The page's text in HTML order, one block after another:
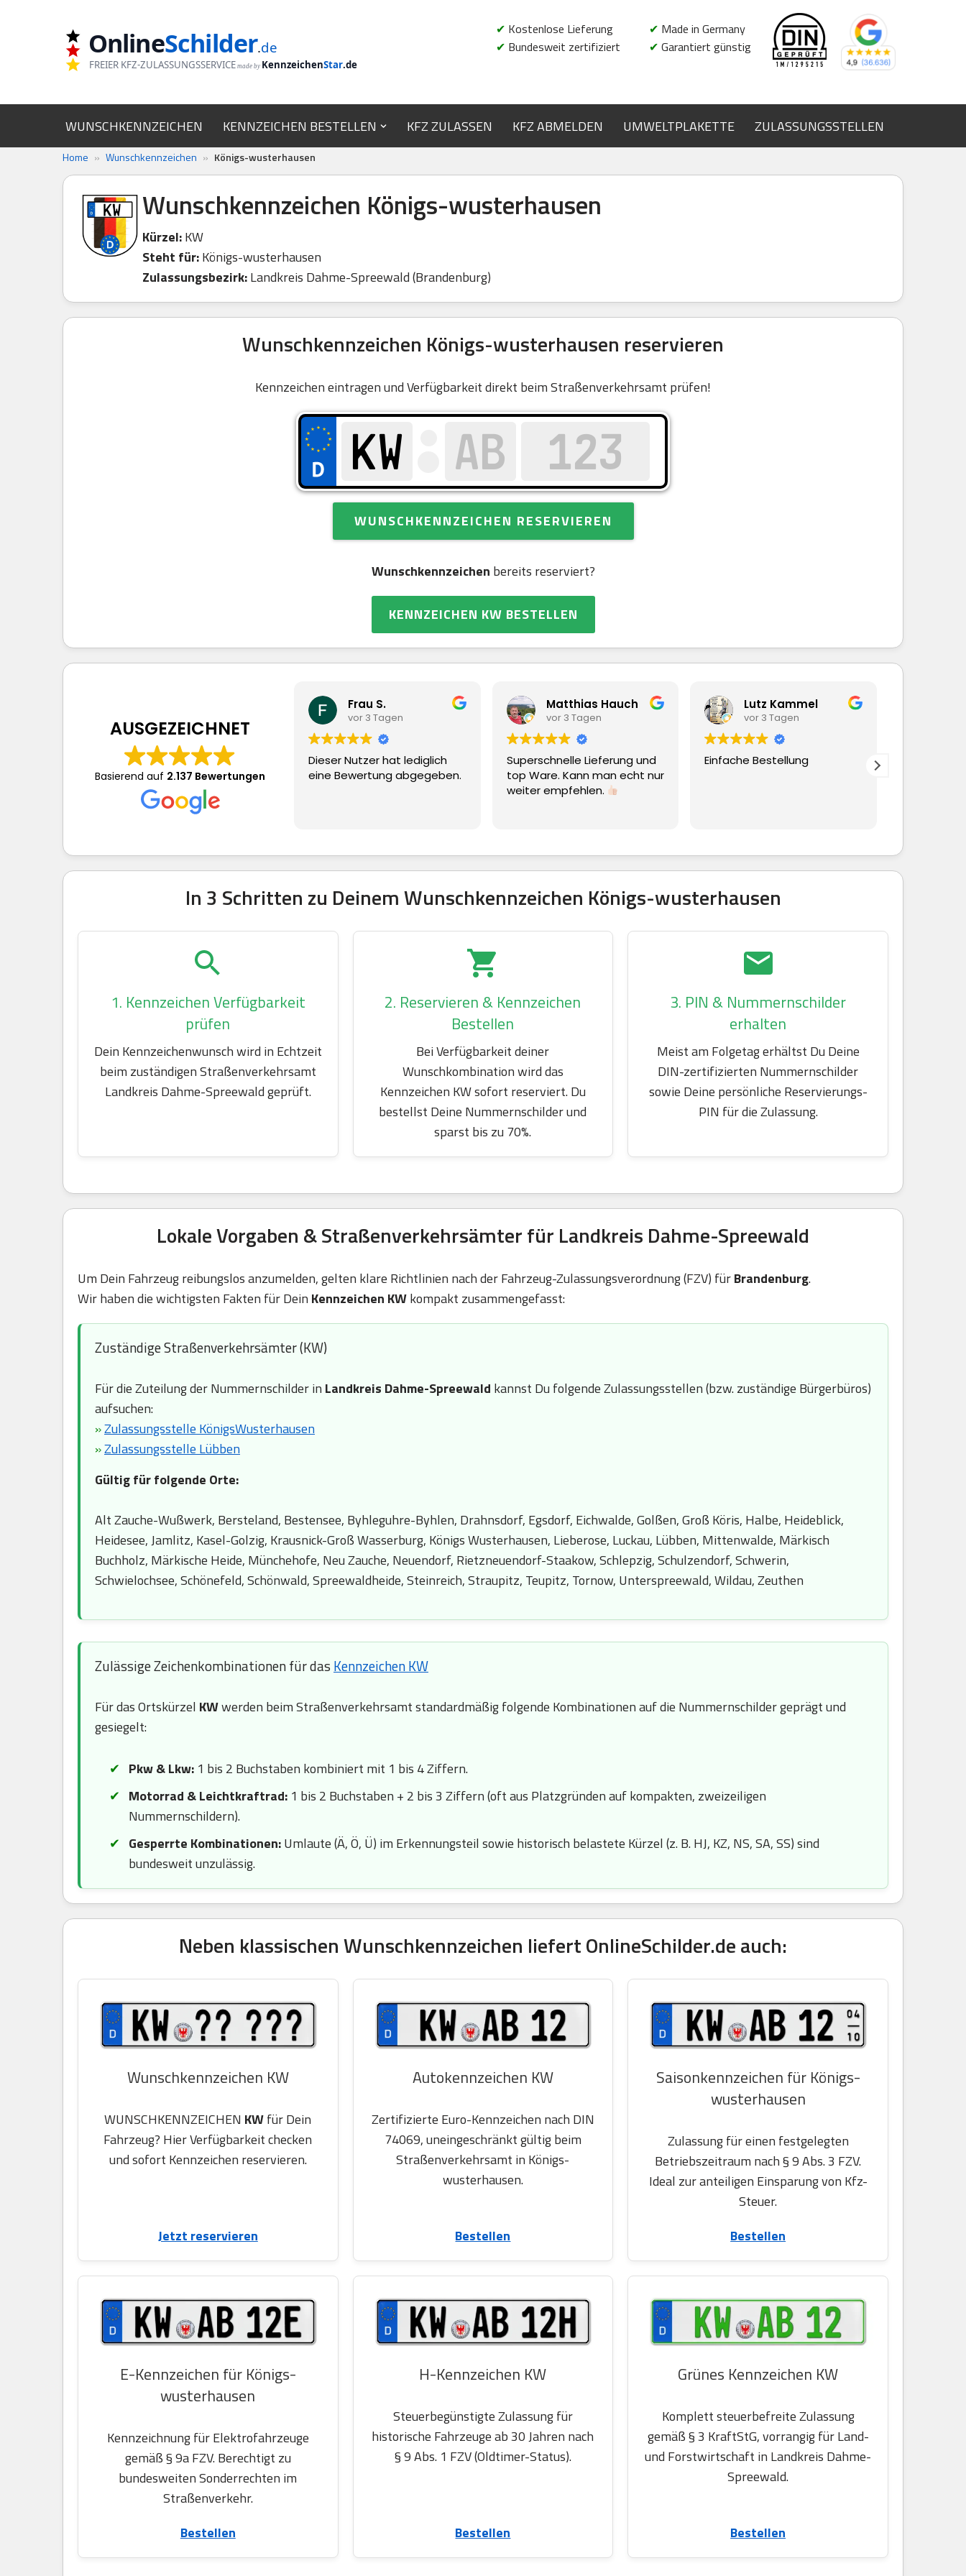
OnlineSchilder.de
FREIER KFZ-ZULASSUNGSSERVICE made by KennzeichenStar.de
✔ Kostenlose Lieferung
✔ Bundesweit zertifiziert
✔ Made in Germany
✔ Garantiert günstig
WUNSCHKENNZEICHEN KENNZEICHEN BESTELLEN KFZ ZULASSEN KFZ ABMELDEN UMWELTPLAKETTE ZULASSUNGSSTELLEN
Home » Wunschkennzeichen » Königs-wusterhausen
Wunschkennzeichen Königs-wusterhausen
Kürzel:KW
Steht für:Königs-wusterhausen
Zulassungsbezirk:Landkreis Dahme-Spreewald (Brandenburg)
Wunschkennzeichen Königs-wusterhausen reservieren
Kennzeichen eintragen und Verfügbarkeit direkt beim Straßenverkehrsamt prüfen!
WUNSCHKENNZEICHEN RESERVIEREN
Wunschkennzeichen bereits reserviert?
KENNZEICHEN KW BESTELLEN
AUSGEZEICHNET
Basierend auf 2.137 Bewertungen
Dieser Nutzer hat lediglich
eine Bewertung abgegeben.
Matthias Hauch
Superschnelle Lieferung und
top Ware. Kann man echt nur
Lutz Kammel
Einfache Bestellung
Beate Hübscher
Ging alles schnell und
In 3 Schritten zu Deinem Wunschkennzeichen Königs-wusterhausen
1. Kennzeichen Verfügbarkeit
prüfen
Dein Kennzeichenwunsch wird in Echtzeit
beim zuständigen Straßenverkehrsamt
Landkreis Dahme-Spreewald geprüft.
2. Reservieren & Kennzeichen
Bestellen
Bei Verfügbarkeit deiner
Wunschkombination wird das
Kennzeichen KW sofort reserviert. Du
bestellst Deine Nummernschilder und
sparst bis zu 70%.
3. PIN & Nummernschilder
erhalten
Meist am Folgetag erhältst Du Deine
DIN-zertifizierten Nummernschilder
sowie Deine persönliche Reservierungs-
PIN für die Zulassung.
Lokale Vorgaben & Straßenverkehrsämter für Landkreis Dahme-Spreewald
Um Dein Fahrzeug reibungslos anzumelden, gelten klare Richtlinien nach der Fahrzeug-Zulassungsverordnung (FZV) fürBrandenburg.
Wir haben die wichtigsten Fakten für Dein Kennzeichen KWkompakt zusammengefasst:
Zuständige Straßenverkehrsämter (KW)
Für die Zuteilung der Nummernschilder in Landkreis Dahme-Spreewald kannst Du folgende Zulassungsstellen (bzw. zuständige Bürgerbüros)
aufsuchen:
»Zulassungsstelle KönigsWusterhausen
»Zulassungsstelle Lübben
Gültig für folgende Orte:
Alt Zauche-Wußwerk, Bersteland, Bestensee, Byhleguhre-Byhlen, Drahnsdorf, Egsdorf, Eichwalde, Golßen, Groß Köris, Halbe, Heideblick,
Heidesee, Jamlitz, Kasel-Golzig, Krausnick-Groß Wasserburg, Königs Wusterhausen, Lieberose, Luckau, Lübben, Mittenwalde, Märkisch
Buchholz, Märkische Heide, Münchehofe, Neu Zauche, Neuendorf, Rietzneuendorf-Staakow, Schlepzig, Schulzendorf, Schwerin,
Schwielochsee, Schönefeld, Schönwald, Spreewaldheide, Steinreich, Straupitz, Teupitz, Tornow, Unterspreewald, Wildau, Zeuthen
Zulässige Zeichenkombinationen für das Kennzeichen KW
Für das Ortskürzel KWwerden beim Straßenverkehrsamt standardmäßig folgende Kombinationen auf die Nummernschilder geprägt und
gesiegelt:
Pkw & Lkw: 1 bis 2 Buchstaben kombiniert mit 1 bis 4 Ziffern.
Motorrad & Leichtkraftrad: 1 bis 2 Buchstaben + 2 bis 3 Ziffern (oft aus Platzgründen auf kompakten, zweizeiligen
Nummernschildern).
Gesperrte Kombinationen:Umlaute (Ä, Ö, Ü) im Erkennungsteil sowie historisch belastete Kürzel (z. B. HJ, KZ, NS, SA, SS) sind
bundesweit unzulässig.
Neben klassischen Wunschkennzeichen liefert OnlineSchilder.de auch:
Wunschkennzeichen KW
WUNSCHKENNZEICHEN KWfür Dein
Fahrzeug? Hier Verfügbarkeit checken
und sofort Kennzeichen reservieren.
Jetzt reservieren
Autokennzeichen KW
Zertifizierte Euro-Kennzeichen nach DIN
74069, uneingeschränkt gültig beim
Straßenverkehrsamt in Königs-
wusterhausen.
Bestellen
Saisonkennzeichen für Königs-
wusterhausen
Zulassung für einen festgelegten
Betriebszeitraum nach § 9 Abs. 3 FZV.
Ideal zur anteiligen Einsparung von Kfz-
Steuer.
Bestellen
E-Kennzeichen für Königs-
wusterhausen
Kennzeichnung für Elektrofahrzeuge
gemäß § 9a FZV. Berechtigt zu
bundesweiten Sonderrechten im
Straßenverkehr.
Bestellen
H-Kennzeichen KW
Steuerbegünstigte Zulassung für
historische Fahrzeuge ab 30 Jahren nach
§ 9 Abs. 1 FZV (Oldtimer-Status).
Bestellen
Grünes Kennzeichen KW
Komplett steuerbefreite Zulassung
gemäß § 3 KraftStG, vorrangig für Land-
und Forstwirtschaft in Landkreis Dahme-
Spreewald.
Bestellen